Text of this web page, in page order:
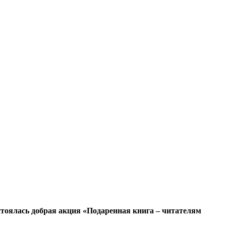
добрая акция «Подаренная книга – читателям